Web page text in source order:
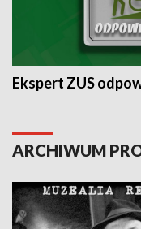
Ekspert ZUS
ARCHIWUM